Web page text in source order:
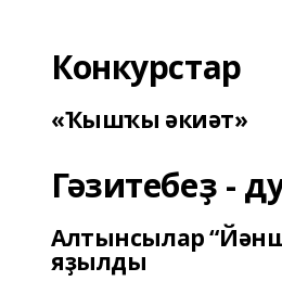
Конкурстар
«Ҡышҡы әкиәт»
Гәзитебеҙ -
Алтынсылар
яҙылды